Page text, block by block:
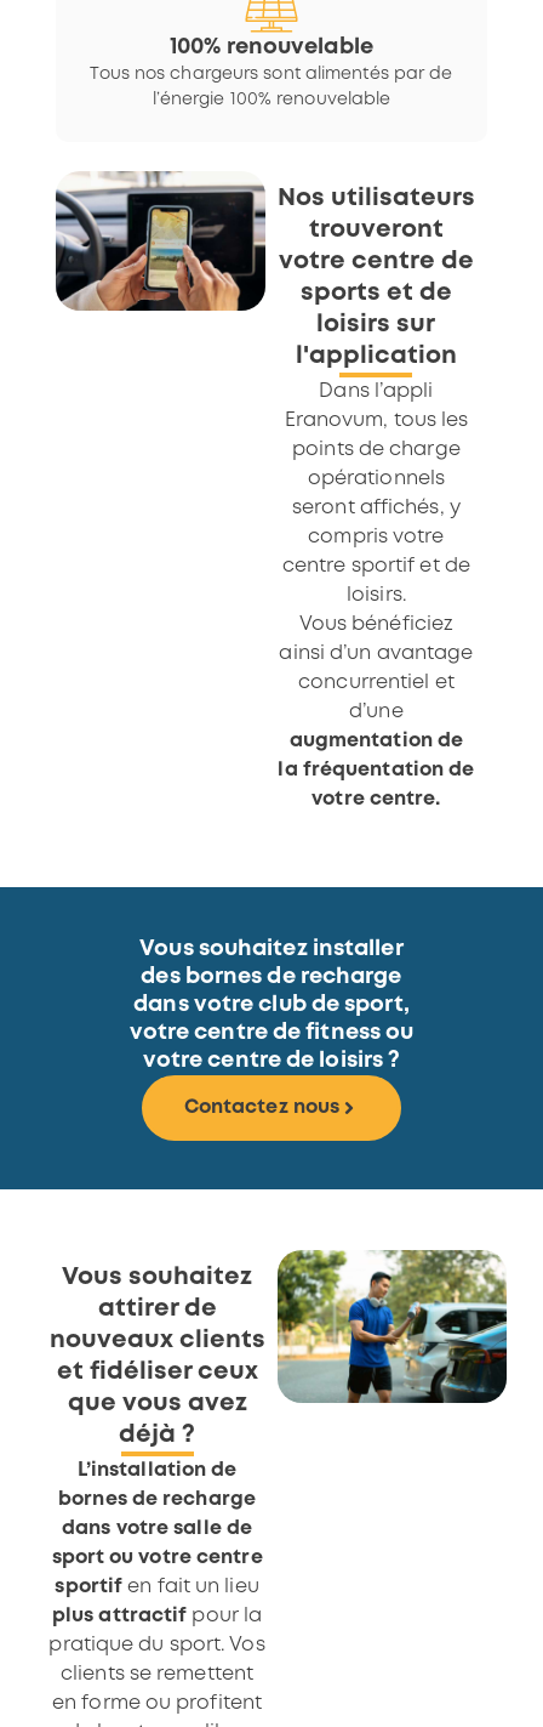
100% renouvelable
Tous nos chargeurs sont alimentés par de
l’énergie 100% renouvelable
Nos utilisateurs
trouveront
votre centre de
sports et de
loisirs sur
l'application
Dans l’appli
Eranovum, tous les
points de charge
opérationnels
seront affichés, y
compris votre
centre sportif et de
loisirs.
Vous bénéficiez
ainsi d’un avantage
concurrentiel et
d’une
augmentation de
la fréquentation de
votre centre.
Vous souhaitez installer
des bornes de recharge
dans votre club de sport,
votre centre de fitness ou
votre centre de loisirs ?
Contactez nous
Vous souhaitez
attirer de
nouveaux clients
et fidéliser ceux
que vous avez
déjà ?
L’installation de
bornes de recharge
dans votre salle de
sport ou votre centre
sportif en fait un lieu
plus attractif pour la
pratique du sport. Vos
clients se remettent
en forme ou profitent